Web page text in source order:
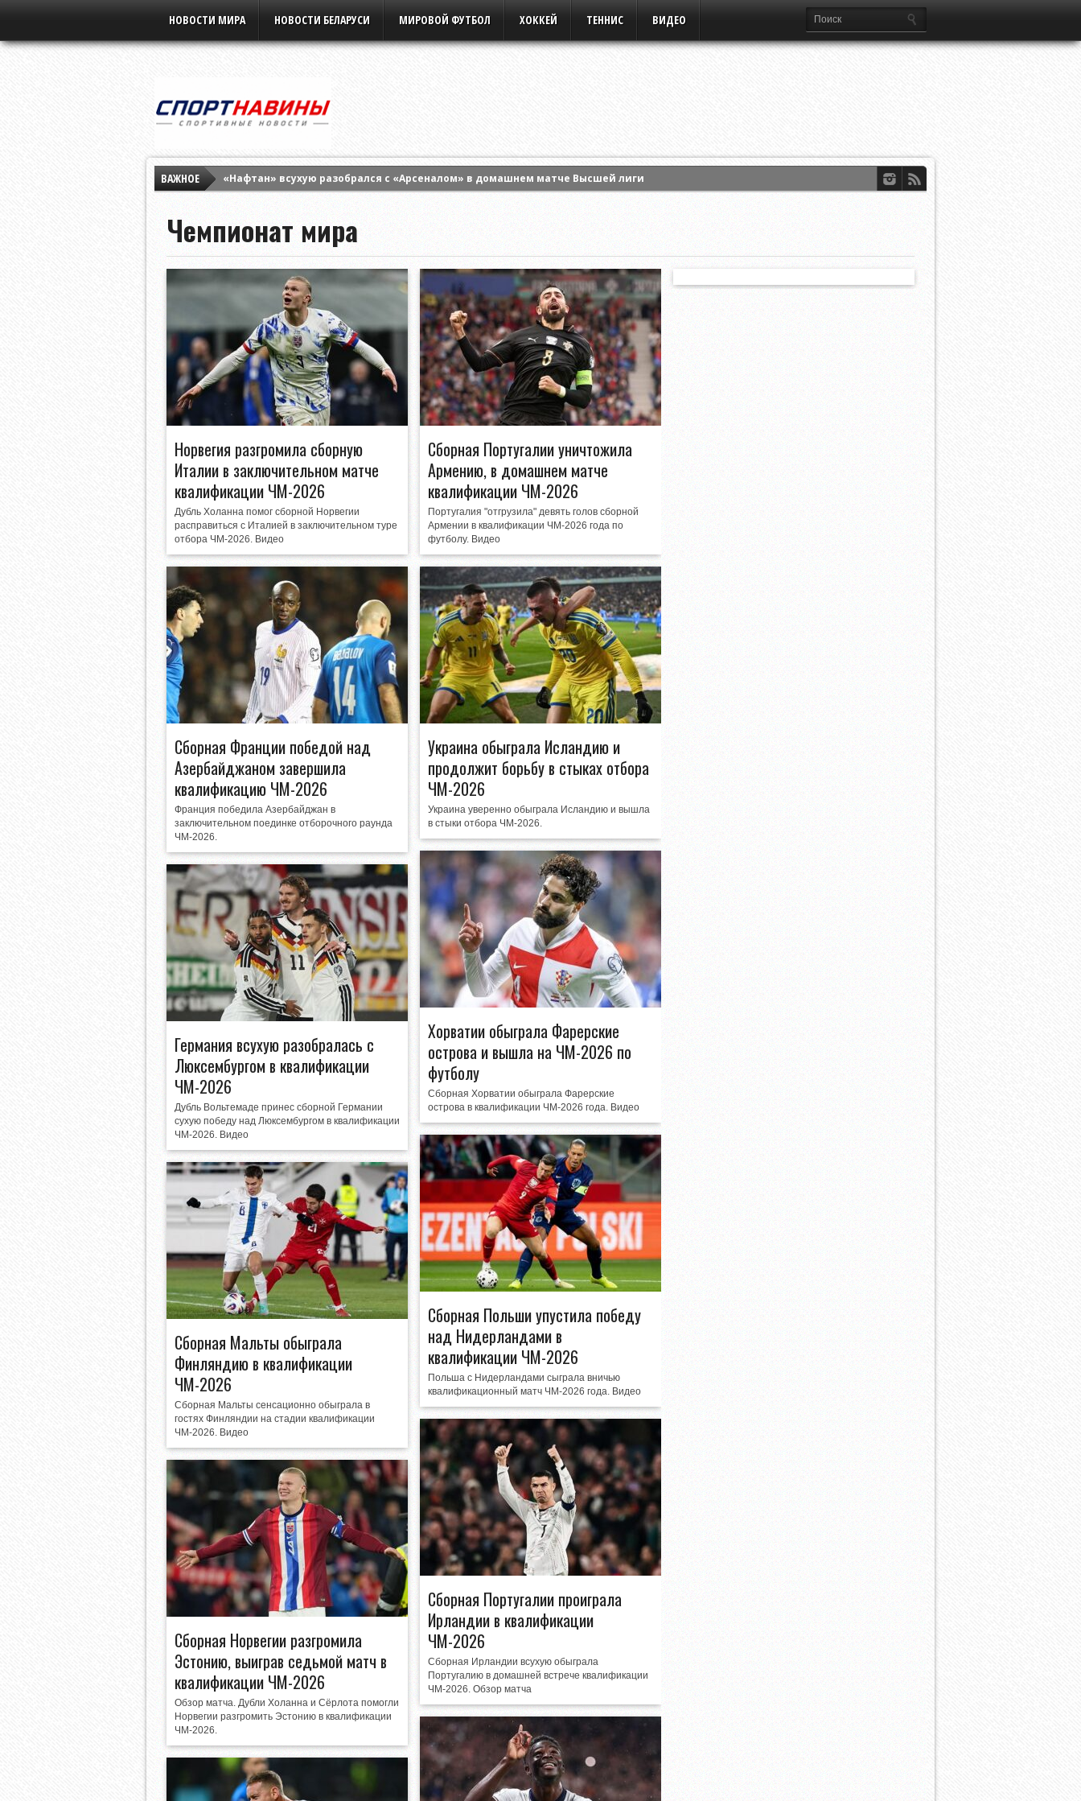
НОВОСТИ МИРА НОВОСТИ БЕЛАРУСИ МИРОВОЙ ФУТБОЛ ХОККЕЙ ТЕННИС ВИДЕО
ВАЖНОЕ
«Нафтан» всухую разобрался с «Арсеналом» в домашнем матче Высшей лиги
Елена Рыбакина обыграла Энн Ли и вышла в четвертый круг турнира WTA в Торонто
Чемпионат мира
Норвегия разгромила сборную
Италии в заключительном матче
квалификации ЧМ-2026
Дубль Холанна помог сборной Норвегии
расправиться с Италией в заключительном туре
отбора ЧМ-2026. Видео
Сборная Португалии уничтожила
Армению, в домашнем матче
квалификации ЧМ-2026
Португалия "отгрузила" девять голов сборной
Армении в квалификации ЧМ-2026 года по
футболу. Видео
Сборная Франции победой над
Азербайджаном завершила
квалификацию ЧМ-2026
Франция победила Азербайджан в
заключительном поединке отборочного раунда
ЧМ-2026.
Украина обыграла Исландию и
продолжит борьбу в стыках отбора
ЧМ-2026
Украина уверенно обыграла Исландию и вышла
в стыки отбора ЧМ-2026.
Хорватии обыграла Фарерские
острова и вышла на ЧМ-2026 по
футболу
Сборная Хорватии обыграла Фарерские
острова в квалификации ЧМ-2026 года. Видео
Германия всухую разобралась с
Люксембургом в квалификации
ЧМ-2026
Дубль Вольтемаде принес сборной Германии
сухую победу над Люксембургом в квалификации
ЧМ-2026. Видео
Сборная Польши упустила победу
над Нидерландами в
квалификации ЧМ-2026
Польша с Нидерландами сыграла вничью
квалификационный матч ЧМ-2026 года. Видео
Сборная Мальты обыграла
Финляндию в квалификации
ЧМ-2026
Сборная Мальты сенсационно обыграла в
гостях Финляндии на стадии квалификации
ЧМ-2026. Видео
Сборная Португалии проиграла
Ирландии в квалификации
ЧМ-2026
Сборная Ирландии всухую обыграла
Португалию в домашней встрече квалификации
ЧМ-2026. Обзор матча
Сборная Норвегии разгромила
Эстонию, выиграв седьмой матч в
квалификации ЧМ-2026
Обзор матча. Дубли Холанна и Сёрлота помогли
Норвегии разгромить Эстонию в квалификации
ЧМ-2026.